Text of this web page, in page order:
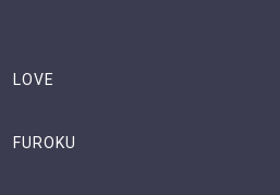
LOVE
FUROKU